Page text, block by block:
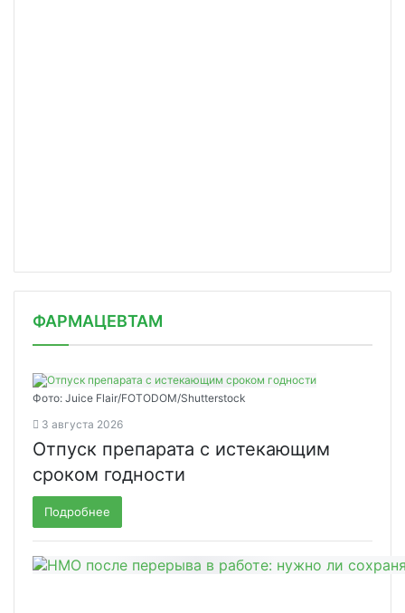
ФАРМАЦЕВТАМ
Фото: Juice Flair/FOTODOM/Shutterstoсk
3 августа 2026
Отпуск препарата с истекающим
сроком годности
Подробнее